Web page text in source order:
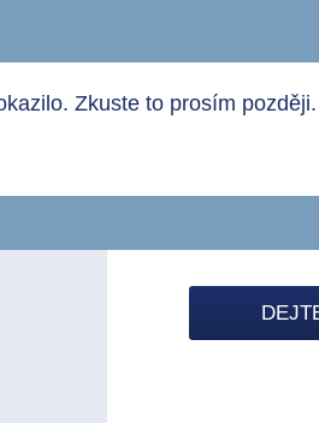
Zkuste to prosím později.